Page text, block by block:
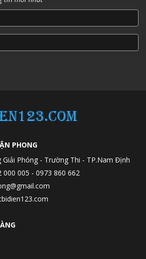
PHONG
Phóng - Trường Thi - TP.Nam Định
000 005 - 0973 860 662